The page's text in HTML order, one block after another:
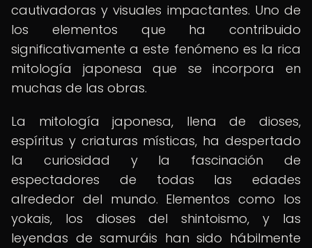
cautivadoras y visuales impactantes. Uno de
los elementos que ha contribuido
significativamente a este fenómeno es la rica
mitología japonesa que se incorpora en
muchas de las obras.
La mitología japonesa, llena de dioses,
espíritus y criaturas místicas, ha despertado
la curiosidad y la fascinación de
espectadores de todas las edades
alrededor del mundo. Elementos como los
yokais, los dioses del shintoismo, y las
leyendas de samuráis han sido hábilmente